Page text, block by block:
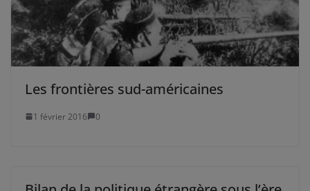
Les frontières sud-américaines
1 février 2016 0